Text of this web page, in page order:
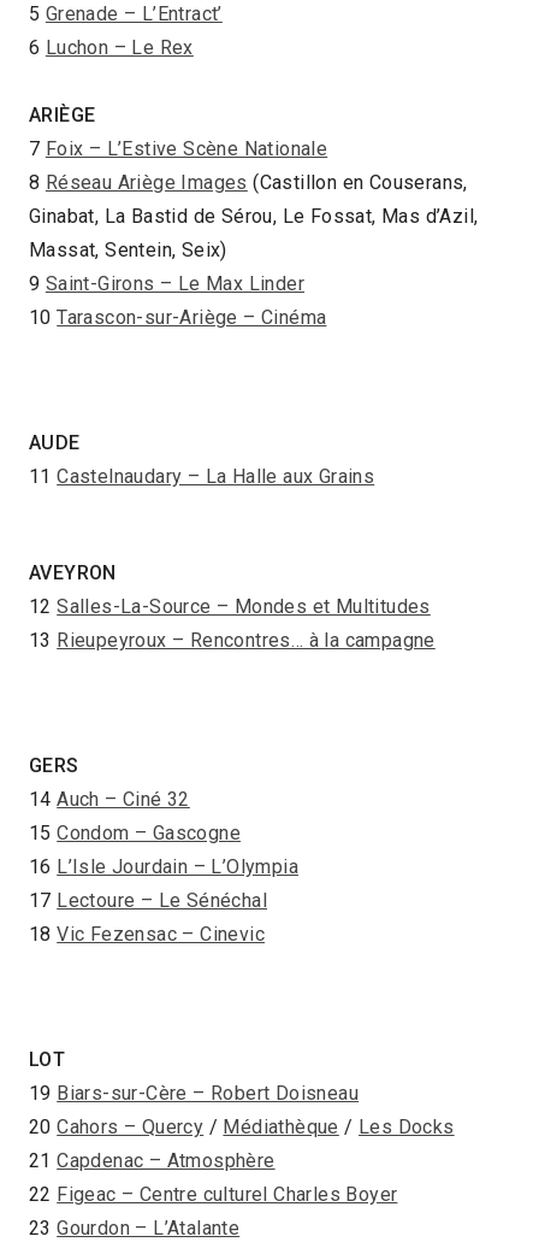
5 Grenade – L’Entract’
6 Luchon – Le Rex
ARIÈGE
7 Foix – L’Estive Scène Nationale
8 Réseau Ariège Images (Castillon en Couserans,
Ginabat, La Bastid de Sérou, Le Fossat, Mas d’Azil,
Massat, Sentein, Seix)
9 Saint-Girons – Le Max Linder
10Tarascon-sur-Ariège – Cinéma
AUDE
11Castelnaudary – La Halle aux Grains
AVEYRON
12Salles-La-Source – Mondes et Multitudes
13 Rieupeyroux – Rencontres… à la campagne
GERS
14Auch – Ciné 32
15Condom – Gascogne
16 L’Isle Jourdain – L’Olympia
17 Lectoure – Le Sénéchal
18Vic Fezensac – Cinevic
LOT
19 Biars-sur-Cère – Robert Doisneau
20Cahors – Quercy / Médiathèque / Les Docks
21Capdenac – Atmosphère
22 Figeac – Centre culturel Charles Boyer
23Gourdon – L’Atalante